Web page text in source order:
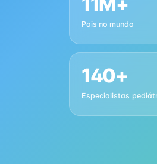
Pais no mundo
140+
Especialistas